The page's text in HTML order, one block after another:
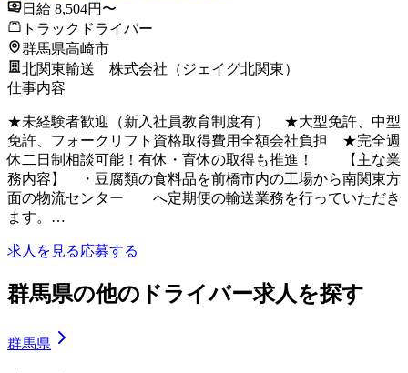
日給 8,504円〜
トラックドライバー
群馬県高崎市
北関東輸送 株式会社（ジェイグ北関東）
仕事内容
★未経験者歓迎（新入社員教育制度有） ★大型免許、中型
免許、フォークリフト資格取得費用全額会社負担 ★完全週
休二日制相談可能！有休・育休の取得も推進！ 【主な業
務内容】 ・豆腐類の食料品を前橋市内の工場から南関東方
面の物流センター へ定期便の輸送業務を行っていただき
ます。…
求人を見る応募する
群馬県の他のドライバー求人を探す
群馬県